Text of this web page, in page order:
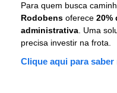
Para quem busca
Rodobens oferece 20%
administrativa . Uma
precisa investir na frota.
Clique aqui para saber